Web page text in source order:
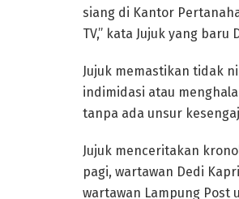
siang di Kantor
TV,” kata Jujuk yang
Jujuk memastikan tidak
indimidasi atau
tanpa ada unsur
Jujuk menceritakan
pagi, wartawan Dedi
wartawan Lampung Post